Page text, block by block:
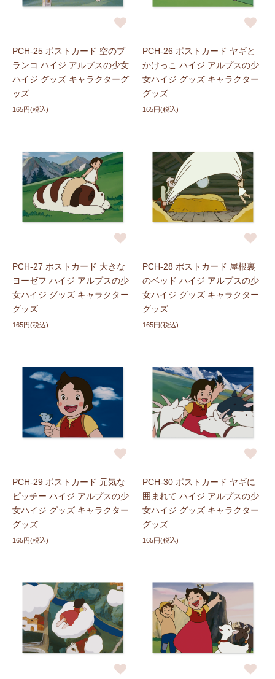
PCH-25 ポストカード 空のブ
ランコ ハイジ アルプスの少女
ハイジ グッズ キャラクターグ
ッズ
165円(税込)
PCH-26 ポストカード ヤギと
かけっこ ハイジ アルプスの少
女ハイジ グッズ キャラクター
グッズ
165円(税込)
PCH-27 ポストカード 大きな
ヨーゼフ ハイジ アルプスの少
女ハイジ グッズ キャラクター
グッズ
165円(税込)
PCH-28 ポストカード 屋根裏
のベッド ハイジ アルプスの少
女ハイジ グッズ キャラクター
グッズ
165円(税込)
PCH-29 ポストカード 元気な
ピッチー ハイジ アルプスの少
女ハイジ グッズ キャラクター
グッズ
165円(税込)
PCH-30 ポストカード ヤギに
囲まれて ハイジ アルプスの少
女ハイジ グッズ キャラクター
グッズ
165円(税込)